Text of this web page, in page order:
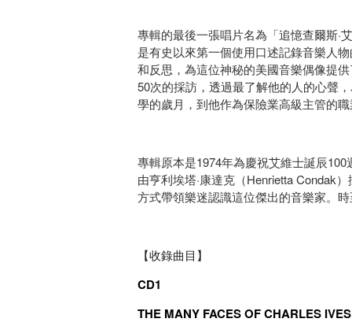
專輯的最後一張唱片名為「追憶查爾斯·
是有史以來第一個使用口述記錄音樂人
和反思，為這位神秘的美國音樂偶像提
50次的採訪，透過最了解他的人的心聲
學的歲月，到他作為保險業高級主管的
專輯原本是1974年為慶祝艾維士誕辰
由亨利埃塔·康達克（Henrietta Condak
方式帶領樂迷認識這位傑出的音樂家。
【收錄曲目】
CD1
THE MANY FACES OF CHARLES IVES